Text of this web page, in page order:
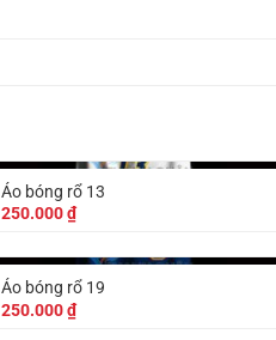
Áo bóng rổ 13
250.000₫
Áo bóng rổ 19
250.000₫